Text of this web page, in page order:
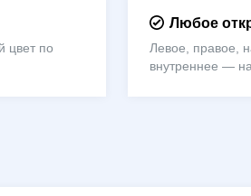
цвет по
Любое
Левое, правое,
внутреннее —